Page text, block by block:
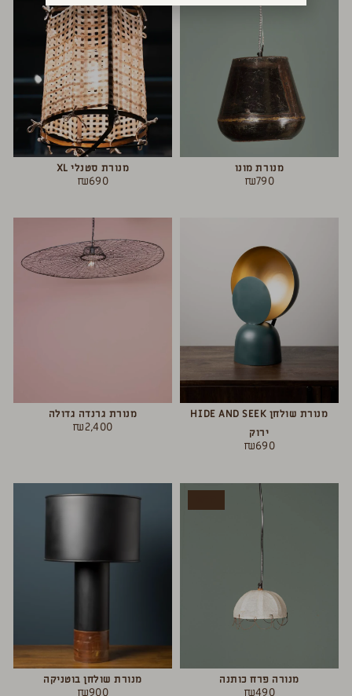
מנורת מונו
₪790
מנורת סטנלי XL
₪690
מנורת שולחן HIDE AND SEEK
ירוק
₪690
מנורת גרנדה גדולה
₪2,400
מנורה פרח כותנה
₪490
מנורת שולחן בוטניקה
₪900